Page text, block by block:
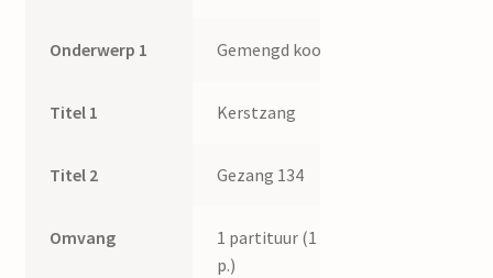
Onderwerp 1 Gemengd koor
Titel 1 Kerstzang
Titel 2 Gezang 134
Omvang
1 partituur (1
p.)